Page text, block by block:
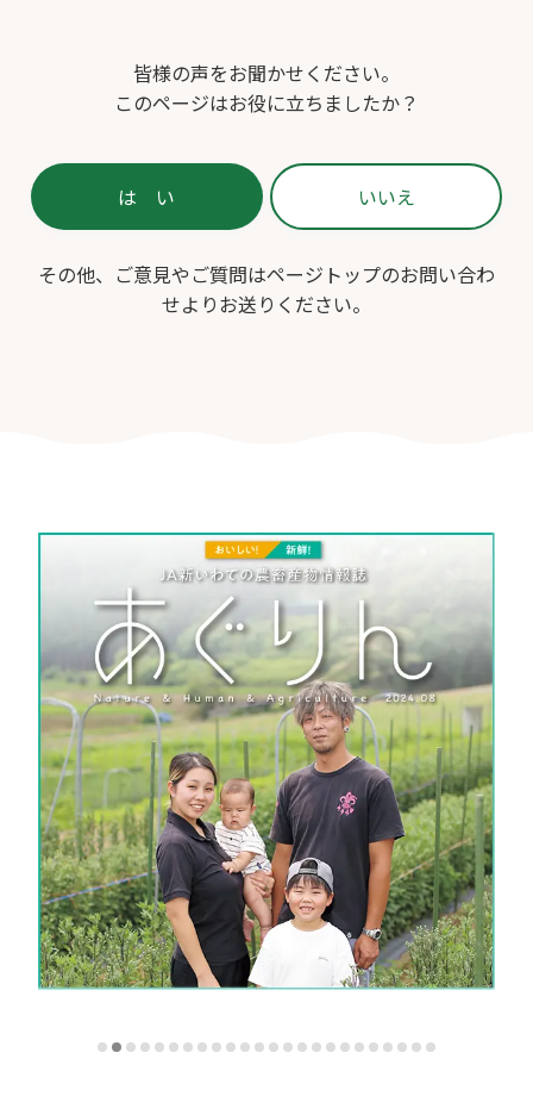
皆様の声をお聞かせください。
このページはお役に立ちましたか？
その他、ご意見やご質問はページトップのお問い合わ
せよりお送りください。